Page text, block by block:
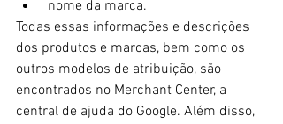
nome da marca.
Todas essas informações e descrições
dos produtos e marcas, bem como os
outros modelos de atribuição, são
encontrados no Merchant Center, a
central de ajuda do Google. Além disso,